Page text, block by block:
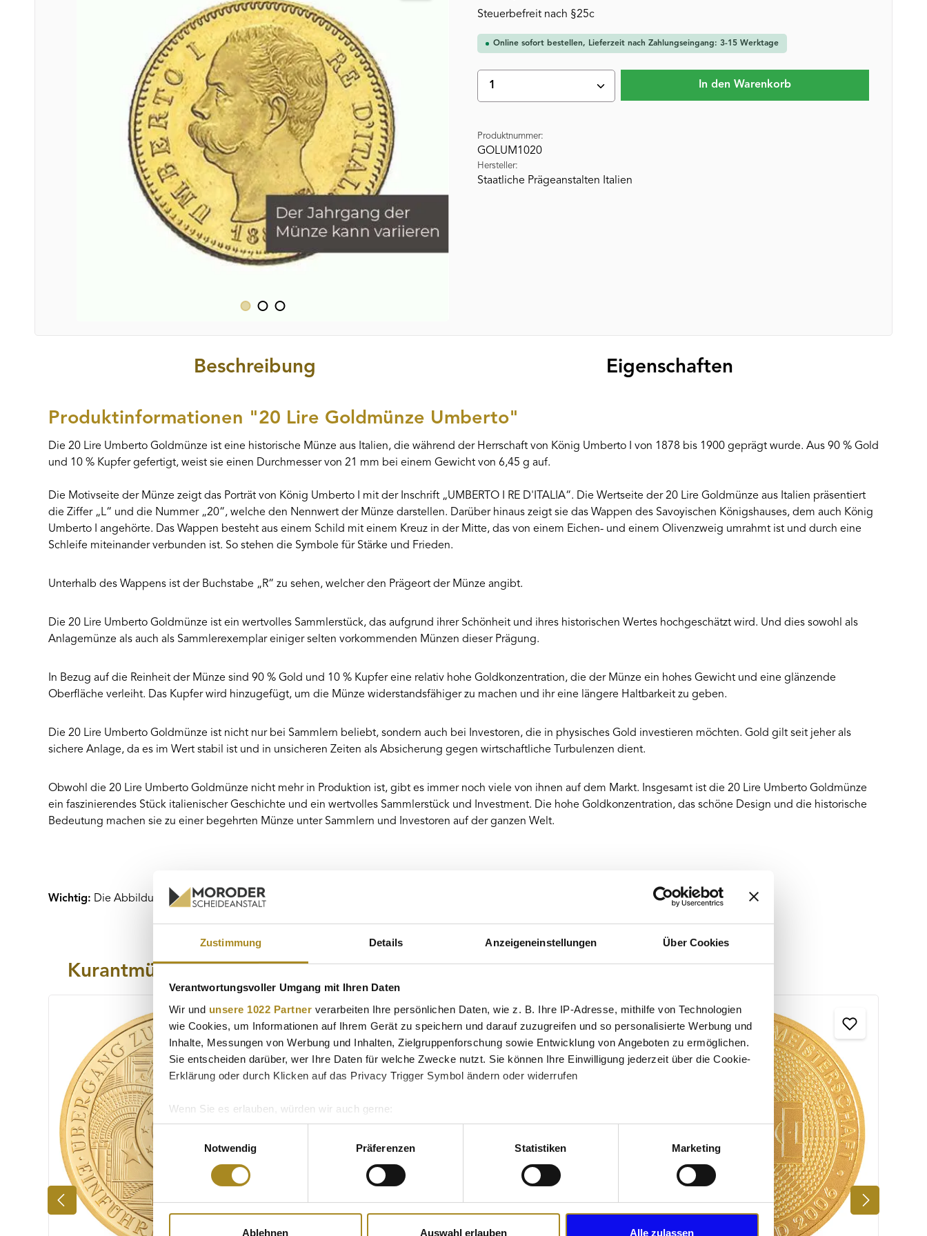
Zustimmung Details Anzeigeneinstellungen Über Cookies
Verantwortungsvoller Umgang mit Ihren Daten
Wir und unsere 1022 Partner verarbeiten Ihre persönlichen Daten, wie z. B. Ihre IP-Adresse, mithilfe von Technologien
wie Cookies, um Informationen auf Ihrem Gerät zu speichern und darauf zuzugreifen und so personalisierte Werbung und
Inhalte, Messungen von Werbung und Inhalten, Zielgruppenforschung sowie Entwicklung von Angeboten zu ermöglichen.
Sie entscheiden darüber, wer Ihre Daten für welche Zwecke nutzt. Sie können Ihre Einwilligung jederzeit über die Cookie-
Erklärung oder durch Klicken auf das Privacy Trigger Symbol ändern oder widerrufen
Wenn Sie es erlauben, würden wir auch gerne:
Informationen über Ihre geografische Lage erfassen, welche bis auf einige Meter genau sein können
Ihr Gerät durch aktives Scannen nach bestimmten Merkmalen (Fingerprinting) identifizieren
Erfahren Sie mehr darüber, wie Ihre persönlichen Daten verarbeitet werden, und legen Sie Ihre Präferenzen imAbschnitt
Einzelheitenfest.
Wir verwenden Cookies, um Inhalte und Anzeigen zu personalisieren, Funktionen für soziale Medien anbieten zu können
und die Zugriffe auf unsere Website zu analysieren. Außerdem geben wir Informationen zu Ihrer Verwendung unserer
Einwilligungsauswahl
Notwendig
Präferenzen Statistiken Marketing
Ablehnen Auswahl erlauben Alle zulassen
Steuerbefreit nach §25c
Online sofort bestellen, Lieferzeit nach Zahlungseingang: 3-15 Werktage
Produkt Anzahl: Gib den gewünschten Wert ein oder
In den Warenkorb
Produktnummer:
GOLUM1020
Hersteller:
Staatliche Prägeanstalten Italien
Beschreibung Eigenschaften
Produktinformationen "20 Lire Goldmünze Umberto"
Die 20 Lire Umberto Goldmünze ist eine historische Münze aus Italien, die während der Herrschaft von König Umberto I von 1878 bis 1900 geprägt wurde. Aus 90 % Gold
und 10 % Kupfer gefertigt, weist sie einen Durchmesser von 21 mm bei einem Gewicht von 6,45 g auf.
Die Motivseite der Münze zeigt das Porträt von König Umberto I mit der Inschrift „UMBERTO I RE D'ITALIA“. Die Wertseite der 20 Lire Goldmünze aus Italien präsentiert
die Ziffer „L“ und die Nummer „20“, welche den Nennwert der Münze darstellen. Darüber hinaus zeigt sie das Wappen des Savoyischen Königshauses, dem auch König
Umberto I angehörte. Das Wappen besteht aus einem Schild mit einem Kreuz in der Mitte, das von einem Eichen- und einem Olivenzweig umrahmt ist und durch eine
Schleife miteinander verbunden ist. So stehen die Symbole für Stärke und Frieden.
Unterhalb des Wappens ist der Buchstabe „R“ zu sehen, welcher den Prägeort der Münze angibt.
Die 20 Lire Umberto Goldmünze ist ein wertvolles Sammlerstück, das aufgrund ihrer Schönheit und ihres historischen Wertes hochgeschätzt wird. Und dies sowohl als
Anlagemünze als auch als Sammlerexemplar einiger selten vorkommenden Münzen dieser Prägung.
In Bezug auf die Reinheit der Münze sind 90 % Gold und 10 % Kupfer eine relativ hohe Goldkonzentration, die der Münze ein hohes Gewicht und eine glänzende
Oberfläche verleiht. Das Kupfer wird hinzugefügt, um die Münze widerstandsfähiger zu machen und ihr eine längere Haltbarkeit zu geben.
Die 20 Lire Umberto Goldmünze ist nicht nur bei Sammlern beliebt, sondern auch bei Investoren, die in physisches Gold investieren möchten. Gold gilt seit jeher als
sichere Anlage, da es im Wert stabil ist und in unsicheren Zeiten als Absicherung gegen wirtschaftliche Turbulenzen dient.
Obwohl die 20 Lire Umberto Goldmünze nicht mehr in Produktion ist, gibt es immer noch viele von ihnen auf dem Markt. Insgesamt ist die 20 Lire Umberto Goldmünze
ein faszinierendes Stück italienischer Geschichte und ein wertvolles Sammlerstück und Investment. Die hohe Goldkonzentration, das schöne Design und die historische
Bedeutung machen sie zu einer begehrten Münze unter Sammlern und Investoren auf der ganzen Welt.
Wichtig: Die Abbildungen dienen als Referenz, der Jahrgang des tatsächlichen Produkts kann abweichen.
Kurantmünzen aus Europa